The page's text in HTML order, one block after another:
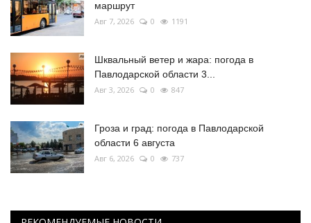
маршрут
Авг 7, 2026 0 1191
Шквальный ветер и жара: погода в
Павлодарской области 3...
Авг 3, 2026 0 847
Гроза и град: погода в Павлодарской
области 6 августа
Авг 6, 2026 0 737